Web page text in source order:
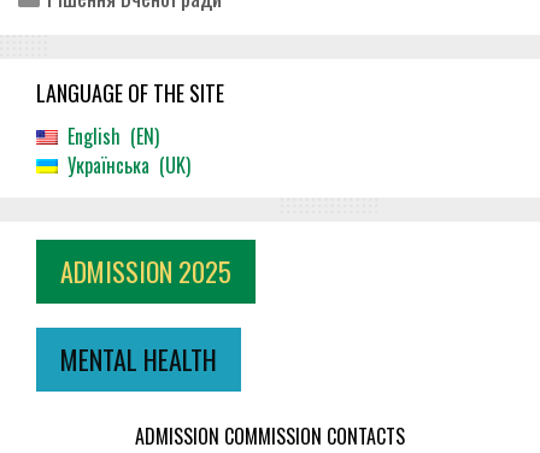
LANGUAGE OF THE SITE
English
EN
Українська
UK
ADMISSION 2025
MENTAL HEALTH
ADMISSION COMMISSION CONTACTS